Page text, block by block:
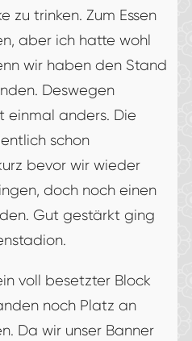
zu trinken. Zum Essen
aber ich hatte wohl
wir haben den Stand
Deswegen
einmal anders. Die
schon
bevor wir wieder
doch noch einen
Gut gestärkt ging
voll besetzter Block
noch Platz an
Da wir unser Banner